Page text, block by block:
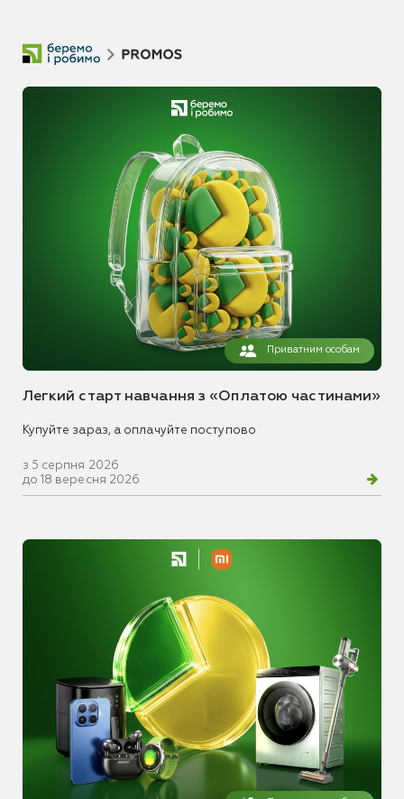
Приватним особам
Легкий старт навчання з «Оплатою частинами»
Купуйте зараз, а оплачуйте поступово
з 5 серпня 2026
до 18 вересня 2026